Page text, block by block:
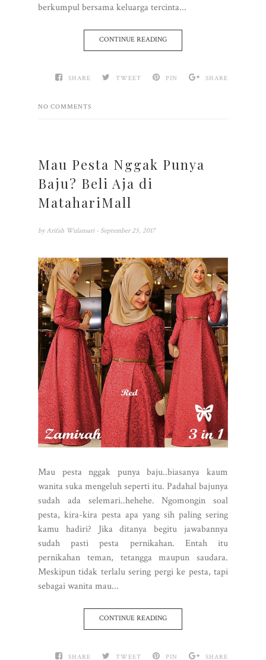
berkumpul bersama keluarga tercinta...
CONTINUE READING
SHARE TWEET PIN SHARE
NO COMMENTS
Mau Pesta Nggak Punya
Baju? Beli Aja di
MatahariMall
by Arifah Wulansari - September 25, 2017
Mau pesta nggak punya baju..biasanya kaum
wanita suka mengeluh seperti itu. Padahal bajunya
sudah ada selemari..hehehe. Ngomongin soal
pesta, kira-kira pesta apa yang sih paling sering
kamu hadiri? Jika ditanya begitu jawabannya
sudah pasti pesta pernikahan. Entah itu
pernikahan teman, tetangga maupun saudara.
Meskipun tidak terlalu sering pergi ke pesta, tapi
sebagai wanita mau...
CONTINUE READING
SHARE TWEET PIN SHARE